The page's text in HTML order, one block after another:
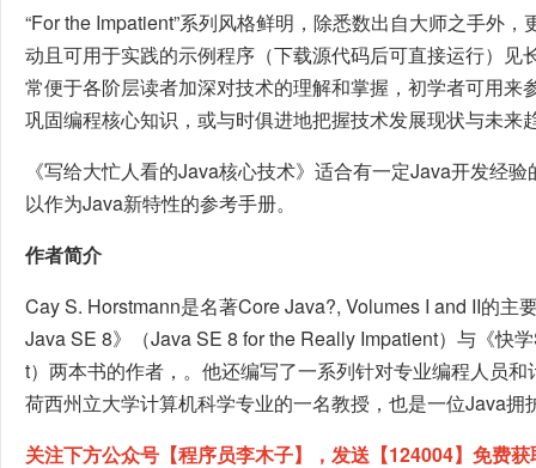
“For the Impatient”系列风格鲜明，除悉数出自大师之手外
动且可用于实践的示例程序（下载源代码后可直接运行）见
常便于各阶层读者加深对技术的理解和掌握，初学者可用来
巩固编程核心知识，或与时俱进地把握技术发展现状与未来
《写给大忙人看的Java核心技术》适合有一定Java开发经
以作为Java新特性的参考手册。
作者简介
Cay S. Horstmann是名著Core Java?, Volumes I and II的主
Java SE 8》（Java SE 8 for the Really Impatient）与《快
t）两本书的作者，。他还编写了一系列针对专业编程人员
荷西州立大学计算机科学专业的一名教授，也是一位Java拥
关注下方公众号【程序员李木子】，发送【124004】免费获